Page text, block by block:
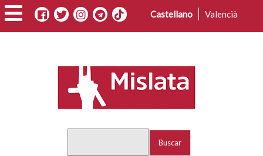
Pasar
al
contenido
Castellano Valencià